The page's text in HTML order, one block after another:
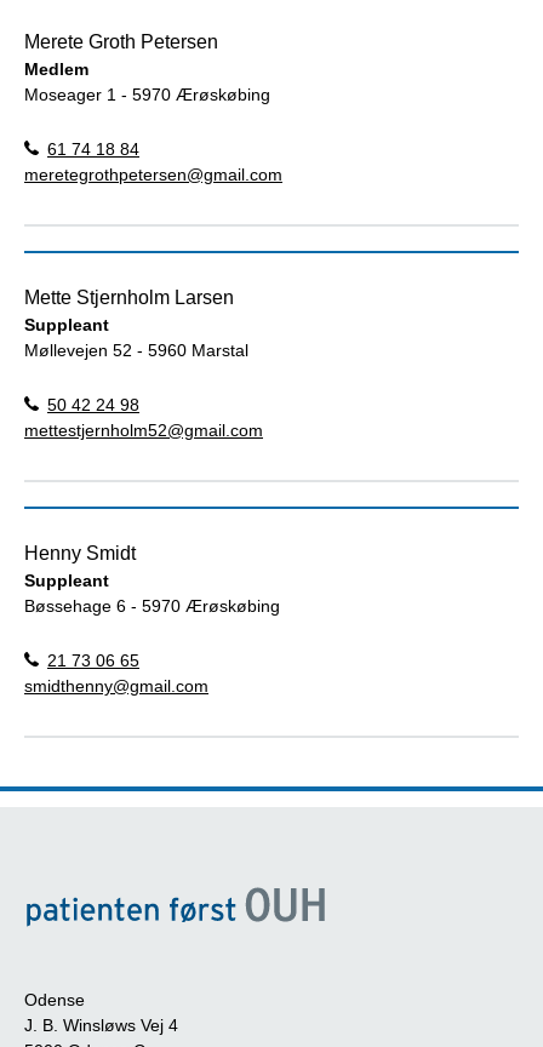
Merete Groth Petersen
Medlem
Moseager 1 - 5970 Ærøskøbing
61 74 18 84
meretegrothpetersen@gmail.com
Mette Stjernholm Larsen
Suppleant
Møllevejen 52 - 5960 Marstal
50 42 24 98
mettestjernholm52@gmail.com
Henny Smidt
Suppleant
Bøssehage 6 - 5970 Ærøskøbing
21 73 06 65
smidthenny@gmail.com
Odense
J. B. Winsløws Vej 4